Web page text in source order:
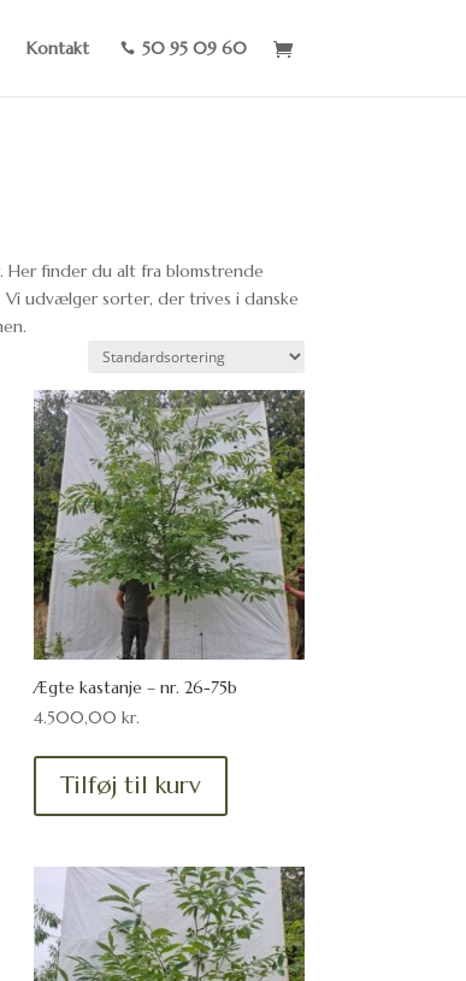
Kontakt  50 95 09 60
finder du alt fra blomstrende
udvælger sorter, der trives i danske
Ægte kastanje – nr. 26-75b
4.500,00kr.
Tilføj til kurv